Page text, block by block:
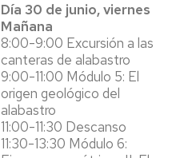
Día 30 de junio, viernes
Mañana
8:00-9:00 Excursión a las
canteras de alabastro
9:00-11:00 Módulo 5: El
origen geológico del
alabastro
11:00-11:30 Descanso
11:30-13:30 Módulo 6: